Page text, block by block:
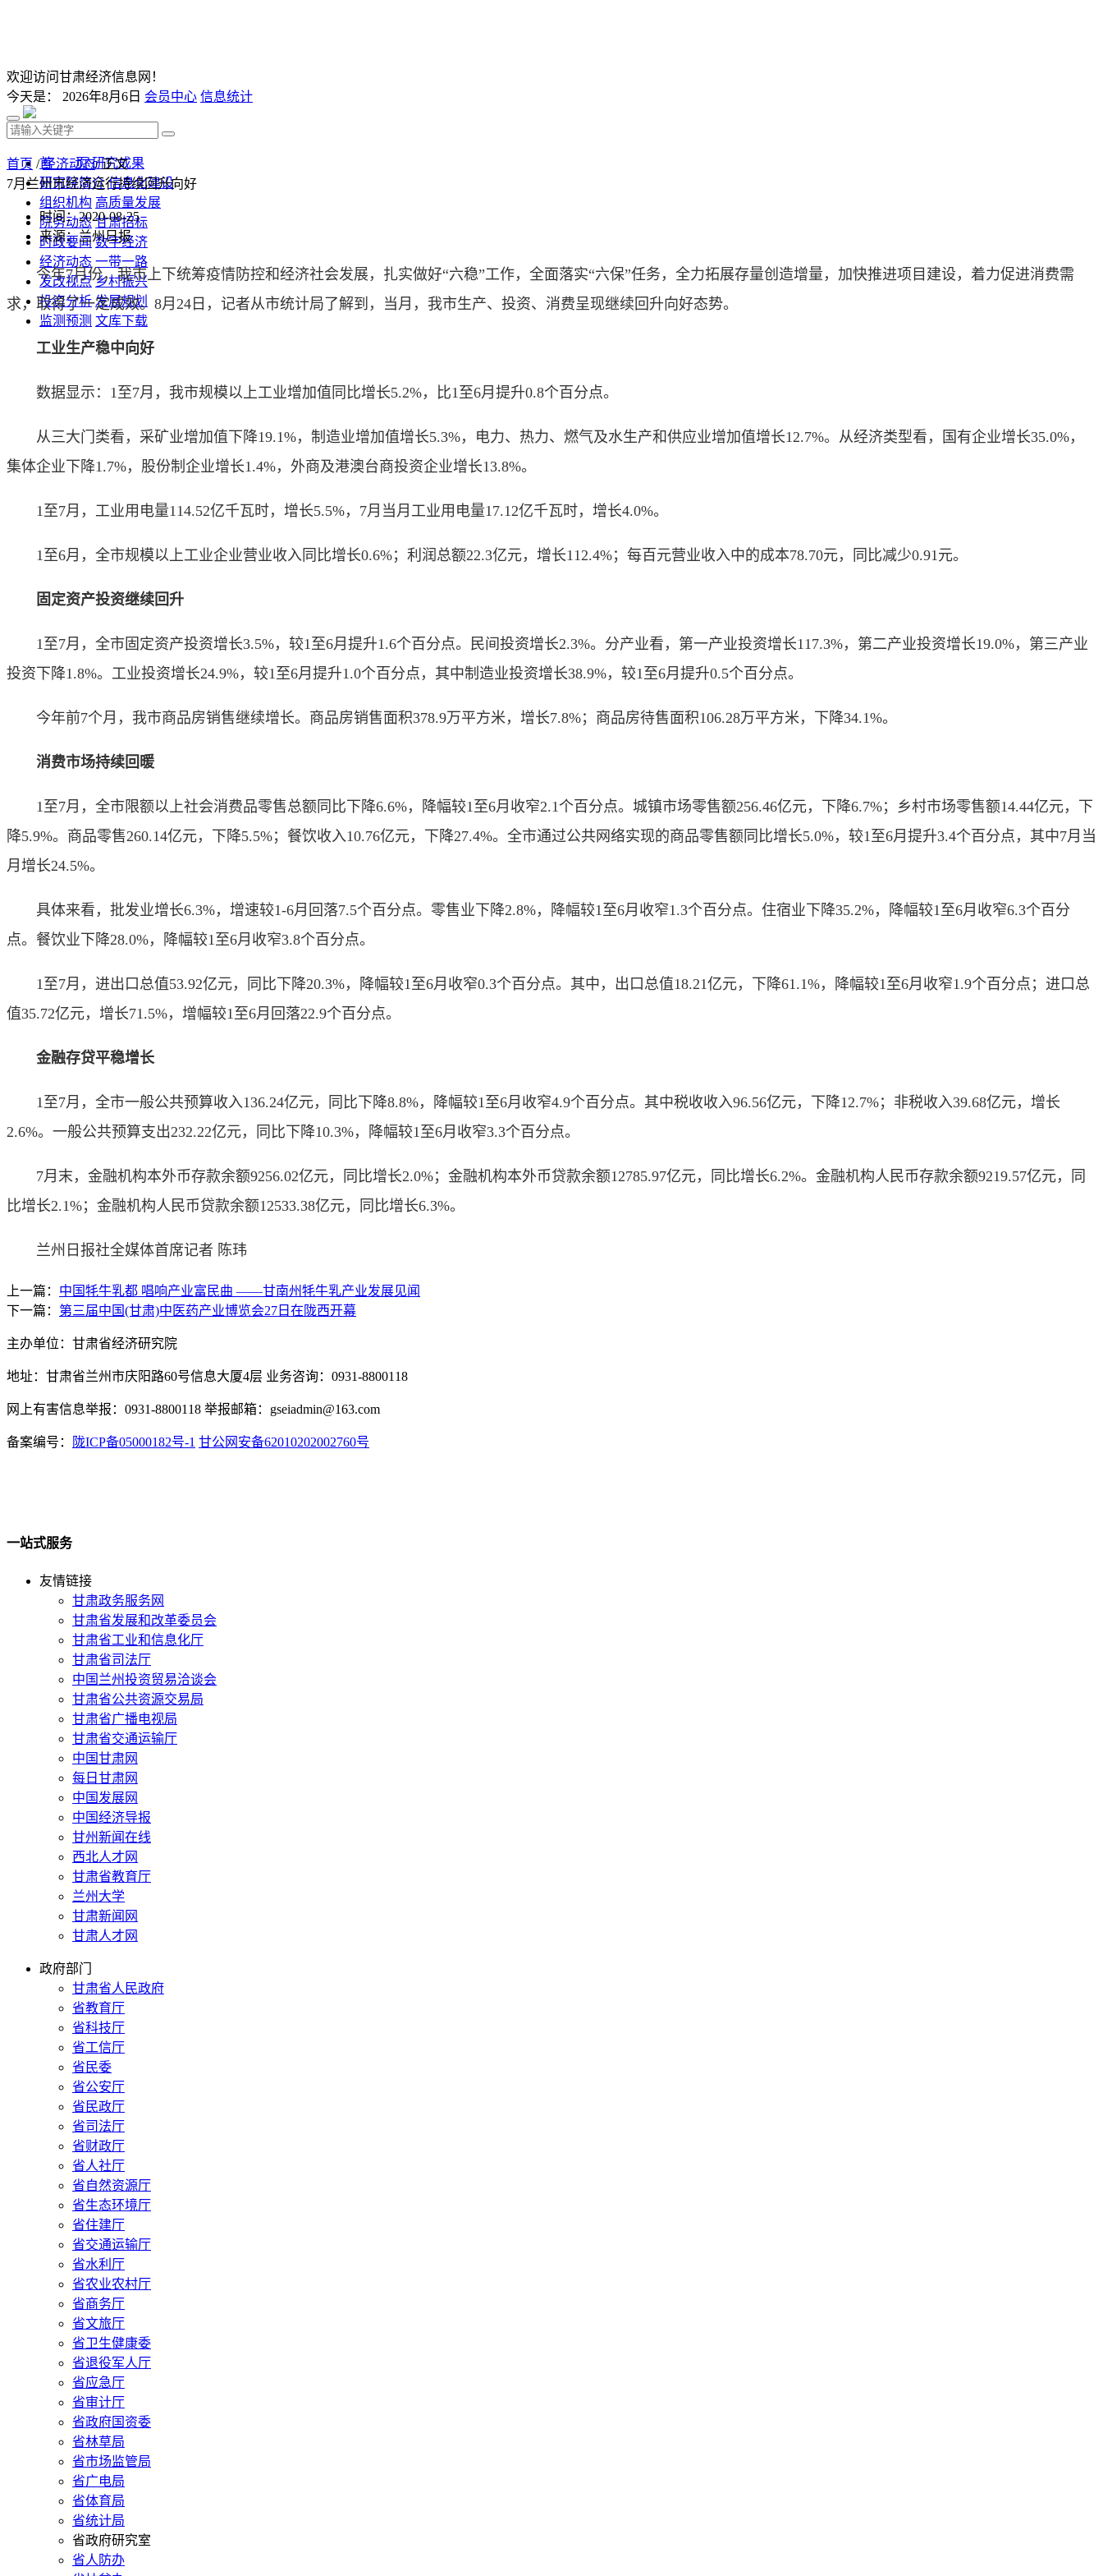
欢迎访问甘肃经济信息网！
今天是： 2026年8月6日 会员中心 信息统计
首 页 研究成果
研究院简介 信息化建设
组织机构 高质量发展
院务动态 甘肃招标
时政要闻 数字经济
经济动态 一带一路
发改视点 乡村振兴
投资分析 发展规划
监测预测 文库下载
首页 /经济动态/ 正文
7月兰州市经济运行持续回升向好
时间：2020-08-25
来源：兰州日报
今年7月份，我市上下统筹疫情防控和经济社会发展，扎实做好“六稳”工作，全面落实“六保”任务，全力拓展存量创造增量，加快推进项目建设，着力促进消费需
求，取得了一定成效。8月24日，记者从市统计局了解到，当月，我市生产、投资、消费呈现继续回升向好态势。
工业生产稳中向好
数据显示：1至7月，我市规模以上工业增加值同比增长5.2%，比1至6月提升0.8个百分点。
从三大门类看，采矿业增加值下降19.1%，制造业增加值增长5.3%，电力、热力、燃气及水生产和供应业增加值增长12.7%。从经济类型看，国有企业增长35.0%，
集体企业下降1.7%，股份制企业增长1.4%，外商及港澳台商投资企业增长13.8%。
1至7月，工业用电量114.52亿千瓦时，增长5.5%，7月当月工业用电量17.12亿千瓦时，增长4.0%。
1至6月，全市规模以上工业企业营业收入同比增长0.6%；利润总额22.3亿元，增长112.4%；每百元营业收入中的成本78.70元，同比减少0.91元。
固定资产投资继续回升
1至7月，全市固定资产投资增长3.5%，较1至6月提升1.6个百分点。民间投资增长2.3%。分产业看，第一产业投资增长117.3%，第二产业投资增长19.0%，第三产业
投资下降1.8%。工业投资增长24.9%，较1至6月提升1.0个百分点，其中制造业投资增长38.9%，较1至6月提升0.5个百分点。
今年前7个月，我市商品房销售继续增长。商品房销售面积378.9万平方米，增长7.8%；商品房待售面积106.28万平方米，下降34.1%。
消费市场持续回暖
1至7月，全市限额以上社会消费品零售总额同比下降6.6%，降幅较1至6月收窄2.1个百分点。城镇市场零售额256.46亿元，下降6.7%；乡村市场零售额14.44亿元，下
降5.9%。商品零售260.14亿元，下降5.5%；餐饮收入10.76亿元，下降27.4%。全市通过公共网络实现的商品零售额同比增长5.0%，较1至6月提升3.4个百分点，其中7月当
月增长24.5%。
具体来看，批发业增长6.3%，增速较1-6月回落7.5个百分点。零售业下降2.8%，降幅较1至6月收窄1.3个百分点。住宿业下降35.2%，降幅较1至6月收窄6.3个百分
点。餐饮业下降28.0%，降幅较1至6月收窄3.8个百分点。
1至7月，进出口总值53.92亿元，同比下降20.3%，降幅较1至6月收窄0.3个百分点。其中，出口总值18.21亿元，下降61.1%，降幅较1至6月收窄1.9个百分点；进口总
值35.72亿元，增长71.5%，增幅较1至6月回落22.9个百分点。
金融存贷平稳增长
1至7月，全市一般公共预算收入136.24亿元，同比下降8.8%，降幅较1至6月收窄4.9个百分点。其中税收收入96.56亿元，下降12.7%；非税收入39.68亿元，增长
2.6%。一般公共预算支出232.22亿元，同比下降10.3%，降幅较1至6月收窄3.3个百分点。
7月末，金融机构本外币存款余额9256.02亿元，同比增长2.0%；金融机构本外币贷款余额12785.97亿元，同比增长6.2%。金融机构人民币存款余额9219.57亿元，同
比增长2.1%；金融机构人民币贷款余额12533.38亿元，同比增长6.3%。
兰州日报社全媒体首席记者 陈玮
上一篇： 中国牦牛乳都 唱响产业富民曲 ——甘南州牦牛乳产业发展见闻
下一篇： 第三届中国(甘肃)中医药产业博览会27日在陇西开幕
主办单位：甘肃省经济研究院
地址：甘肃省兰州市庆阳路60号信息大厦4层 业务咨询：0931-8800118
网上有害信息举报：0931-8800118 举报邮箱：gseiadmin@163.com
备案编号： 陇ICP备05000182号-1 甘公网安备62010202002760号
一站式服务
友情链接
甘肃政务服务网
甘肃省发展和改革委员会
甘肃省工业和信息化厅
甘肃省司法厅
中国兰州投资贸易洽谈会
甘肃省公共资源交易局
甘肃省广播电视局
甘肃省交通运输厅
中国甘肃网
每日甘肃网
中国发展网
中国经济导报
甘州新闻在线
西北人才网
甘肃省教育厅
兰州大学
甘肃新闻网
甘肃人才网
政府部门
甘肃省人民政府
省教育厅
省科技厅
省工信厅
省民委
省公安厅
省民政厅
省司法厅
省财政厅
省人社厅
省自然资源厅
省生态环境厅
省住建厅
省交通运输厅
省水利厅
省农业农村厅
省商务厅
省文旅厅
省卫生健康委
省退役军人厅
省应急厅
省审计厅
省政府国资委
省林草局
省市场监管局
省广电局
省体育局
省统计局
省政府研究室
省人防办